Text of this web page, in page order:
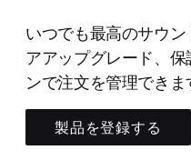
いつでも最高のサウ
アアップグレード、
ンで注文を管理できま
製品を登録する